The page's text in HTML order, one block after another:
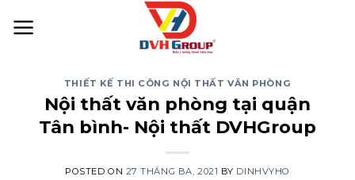
THIẾT KẾ THI CÔNG NỘI THẤT VĂN PHÒNG
Nội thất văn phòng tại quận
Tân bình- Nội thất DVHGroup
POSTED ON 27 THÁNG BA, 2021 BY DINHVYHO